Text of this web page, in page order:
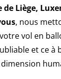
de Liège,
, nous
vol en
et ce à
dimension